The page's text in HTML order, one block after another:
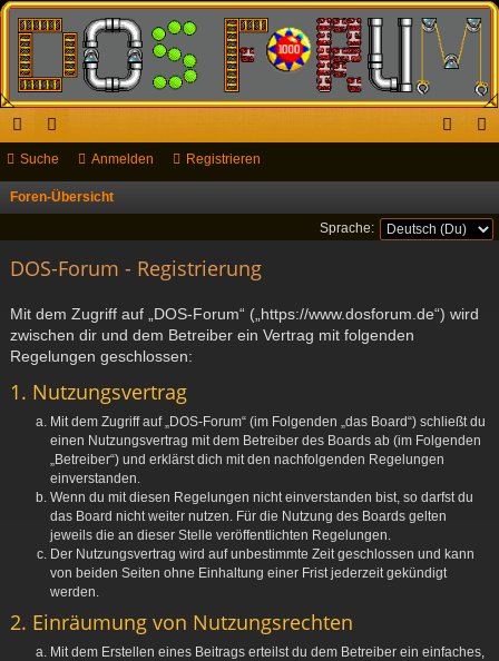
ch
ne
ug
or
en
el rie
Suche Anmelden Registrieren
Foren-Übersicht
u
Sprache:
DOS-Forum - Registrierung
Mit dem Zugriff auf „DOS-Forum“ („https://www.dosforum.de“) wird
zwischen dir und dem Betreiber ein Vertrag mit folgenden
Regelungen geschlossen:
1. Nutzungsvertrag
Mit dem Zugriff auf „DOS-Forum“ (im Folgenden „das Board“) schließt du
einen Nutzungsvertrag mit dem Betreiber des Boards ab (im Folgenden
„Betreiber“) und erklärst dich mit den nachfolgenden Regelungen
einverstanden.
Wenn du mit diesen Regelungen nicht einverstanden bist, so darfst du
das Board nicht weiter nutzen. Für die Nutzung des Boards gelten
jeweils die an dieser Stelle veröffentlichten Regelungen.
Der Nutzungsvertrag wird auf unbestimmte Zeit geschlossen und kann
von beiden Seiten ohne Einhaltung einer Frist jederzeit gekündigt
werden.
2. Einräumung von Nutzungsrechten
Mit dem Erstellen eines Beitrags erteilst du dem Betreiber ein einfaches,